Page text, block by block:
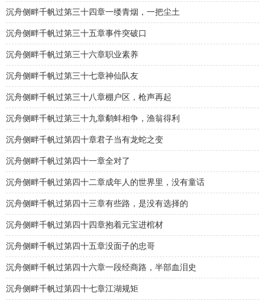
沉舟侧畔千帆过第三十四章一缕青烟，一把尘土
沉舟侧畔千帆过第三十五章事件突破口
沉舟侧畔千帆过第三十六章职业素养
沉舟侧畔千帆过第三十七章神仙队友
沉舟侧畔千帆过第三十八章棚户区，枪声再起
沉舟侧畔千帆过第三十九章鹬蚌相争，渔翁得利
沉舟侧畔千帆过第四十章君子当有龙蛇之变
沉舟侧畔千帆过第四十一章全对了
沉舟侧畔千帆过第四十二章成年人的世界里，没有童话
沉舟侧畔千帆过第四十三章有些路，是没有选择的
沉舟侧畔千帆过第四十四章抱着元宝进棺材
沉舟侧畔千帆过第四十五章没面子的忠哥
沉舟侧畔千帆过第四十六章一段经商路，半部血泪史
沉舟侧畔千帆过第四十七章江湖规矩